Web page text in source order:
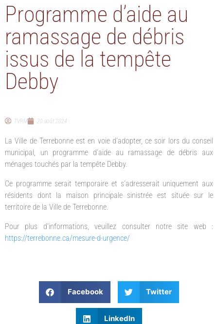
Programme d’aide au
ramassage de débris
issus de la tempête
Debby
TVRM 20 août 2024
La Ville de Terrebonne est en voie d’adopter, ce soir lors du conseil
municipal, un programme d’aide au ramassage de débris aux
ménages touchés par la tempête Debby.
Ce programme serait temporaire et s’adresserait uniquement aux
résidents dont la maison principale sinistrée est située sur le
territoire de la Ville de Terrebonne.
Pour plus d’informations, veuillez consulter notre site web :
https://terrebonne.ca/mesure-d-urgence/
Facebook Twitter
LinkedIn